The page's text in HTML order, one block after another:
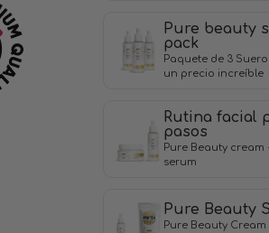
Pure beauty
pack
Paquete de 3
un precio increíble
Rutina facial
pasos
Pure Beauty cream
serum
Pure Beauty
Pure Beauty